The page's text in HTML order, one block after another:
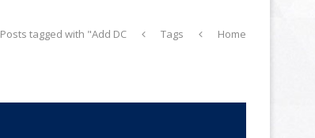
Home
Tags
Posts tagged with "Add DC"